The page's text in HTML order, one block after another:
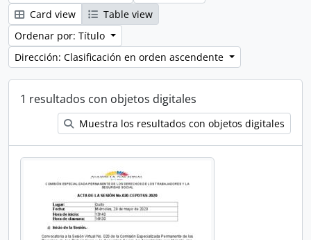
Card view
Table view
Ordenar por: Título
Dirección: Clasificación en orden ascendente
1 resultados con objetos digitales
Muestra los resultados con objetos digitales